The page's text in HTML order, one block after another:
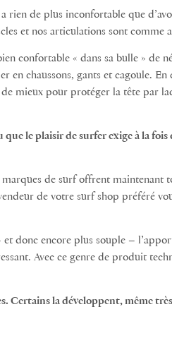
rien de plus inconfortable que
et nos articulations sont comme
confortable « dans sa bulle » de
en chaussons, gants et cagoule.
mieux pour protéger la tête par
le plaisir de surfer exige à la fois
marques de surf offrent
de votre surf shop préféré
donc encore plus souple –
Avec ce genre de produit
Certains la développent, même